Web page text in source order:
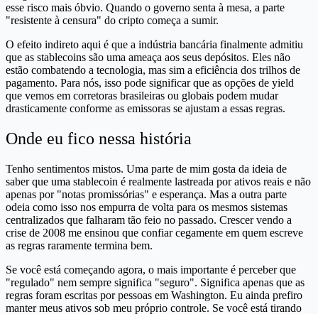
esse risco mais óbvio. Quando o governo senta à mesa, a parte
"resistente à censura" do cripto começa a sumir.
O efeito indireto aqui é que a indústria bancária finalmente admitiu
que as stablecoins são uma ameaça aos seus depósitos. Eles não
estão combatendo a tecnologia, mas sim a eficiência dos trilhos de
pagamento. Para nós, isso pode significar que as opções de yield
que vemos em corretoras brasileiras ou globais podem mudar
drasticamente conforme as emissoras se ajustam a essas regras.
Onde eu fico nessa história
Tenho sentimentos mistos. Uma parte de mim gosta da ideia de
saber que uma stablecoin é realmente lastreada por ativos reais e não
apenas por "notas promissórias" e esperança. Mas a outra parte
odeia como isso nos empurra de volta para os mesmos sistemas
centralizados que falharam tão feio no passado. Crescer vendo a
crise de 2008 me ensinou que confiar cegamente em quem escreve
as regras raramente termina bem.
Se você está começando agora, o mais importante é perceber que
"regulado" nem sempre significa "seguro". Significa apenas que as
regras foram escritas por pessoas em Washington. Eu ainda prefiro
manter meus ativos sob meu próprio controle. Se você está tirando